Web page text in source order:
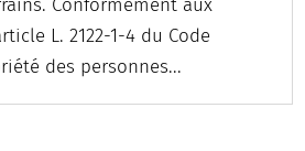
Conformément aux
L. 2122-1-4 du Code
des personnes...